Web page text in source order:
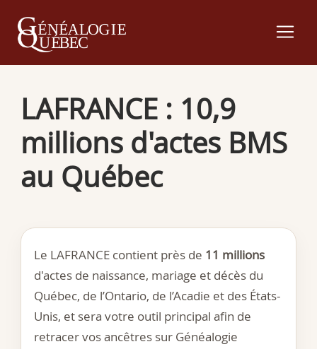
LAFRANCE : 10,9
millions d'actes BMS
au Québec
Le LAFRANCE contient près de 11 millions
d'actes de naissance, mariage et décès du
Québec, de l’Ontario, de l’Acadie et des États-
Unis, et sera votre outil principal afin de
retracer vos ancêtres sur Généalogie